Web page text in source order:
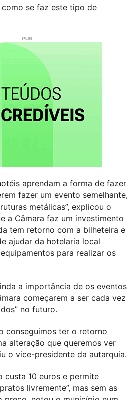
se faz este tipo de
aprendam a forma de fazer
fazer um evento semelhante,
metálicas”, explicou o
a Câmara faz um investimento
tem retorno com a bilheteira e
ajudar da hotelaria local
para realizar os
a importância de os eventos
começarem a ser cada vez
no futuro.
conseguimos ter o retorno
alteração que queremos ver
o vice-presidente da autarquia.
custa 10 euros e permite
livremente”, mas sem as